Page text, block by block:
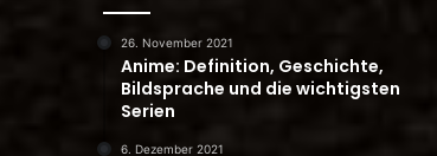
26. November 2021
Anime: Definition, Geschichte,
Bildsprache und die wichtigsten
Serien
6. Dezember 2021